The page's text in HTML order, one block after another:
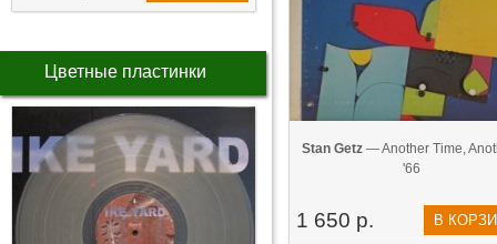
Цветные пластинки
Stan Getz— Another Time,
'66
1 650 р. В